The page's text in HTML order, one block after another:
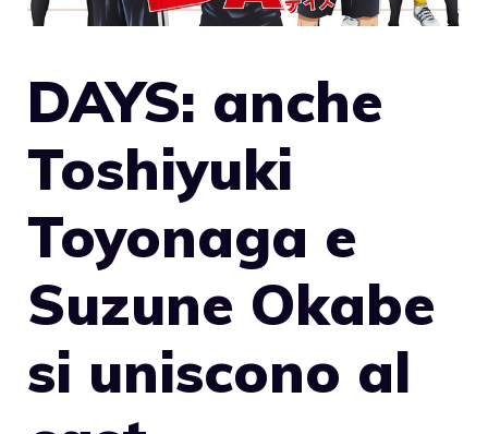
DAYS: anche
Toshiyuki
Toyonaga e
Suzune Okabe
si uniscono al